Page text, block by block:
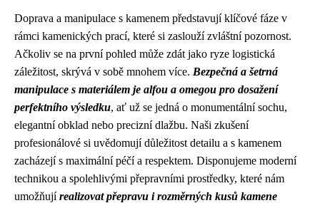
Doprava a manipulace s kamenem představují klíčové fáze v
rámci kamenických prací, které si zaslouží zvláštní pozornost.
Ačkoliv se na první pohled může zdát jako ryze logistická
záležitost, skrývá v sobě mnohem více. Bezpečná a šetrná
manipulace s materiálem je alfou a omegou pro dosažení
perfektního výsledku, ať už se jedná o monumentální sochu,
elegantní obklad nebo precizní dlažbu. Naši zkušení
profesionálové si uvědomují důležitost detailu a s kamenem
zacházejí s maximální péčí a respektem. Disponujeme moderní
technikou a spolehlivými přepravními prostředky, které nám
umožňujírealizovat přepravu i rozměrných kusů kamene